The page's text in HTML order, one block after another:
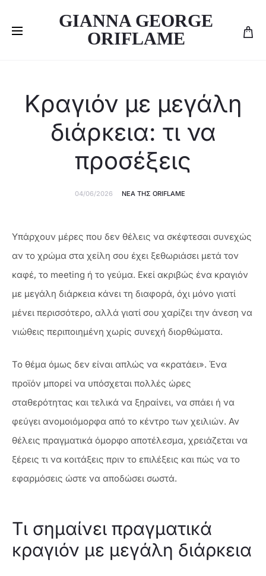
GIANNA GEORGE
ORIFLAME
Κραγιόν με μεγάλη
διάρκεια: τι να
προσέξεις
04/06/2026 ΝΈΑ ΤΗΣ ORIFLAME
Υπάρχουν μέρες που δεν θέλεις να σκέφτεσαι συνεχώς
αν το χρώμα στα χείλη σου έχει ξεθωριάσει μετά τον
καφέ, το meeting ή το γεύμα. Εκεί ακριβώς ένα κραγιόν
με μεγάλη διάρκεια κάνει τη διαφορά, όχι μόνο γιατί
μένει περισσότερο, αλλά γιατί σου χαρίζει την άνεση να
νιώθεις περιποιημένη χωρίς συνεχή διορθώματα.
Το θέμα όμως δεν είναι απλώς να «κρατάει». Ένα
προϊόν μπορεί να υπόσχεται πολλές ώρες
σταθερότητας και τελικά να ξηραίνει, να σπάει ή να
φεύγει ανομοιόμορφα από το κέντρο των χειλιών. Αν
θέλεις πραγματικά όμορφο αποτέλεσμα, χρειάζεται να
ξέρεις τι να κοιτάξεις πριν το επιλέξεις και πώς να το
εφαρμόσεις ώστε να αποδώσει σωστά.
Τι σημαίνει πραγματικά
κραγιόν με μεγάλη διάρκεια